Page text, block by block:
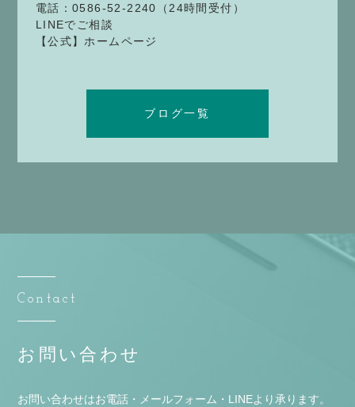
電話：0586-52-2240（24時間受付）
LINEでご相談
【公式】ホームページ
ブログ一覧
Contact
お問い合わせ
お問い合わせはお電話・メールフォーム・LINEより承ります。